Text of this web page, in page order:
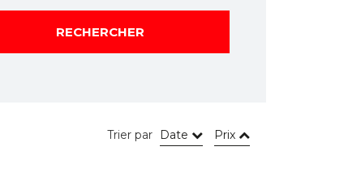
RECHERCHER
Trier par Date Prix